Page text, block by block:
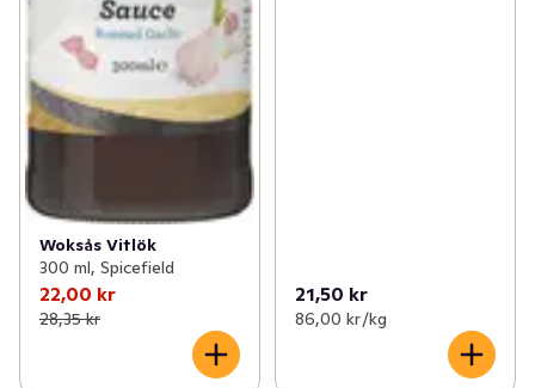
Woksås Vitlök
300 ml, Spicefield
22,00 kr
28,35 kr
21,50 kr
86,00 kr /kg